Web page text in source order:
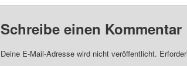
Schreibe einen Kommentar
Deine E-Mail-Adresse wird nicht veröffentlicht.